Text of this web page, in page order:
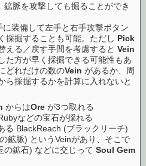
鉱脈を攻撃しても掘ることができ
に装備して左手と右手攻撃ボタン
採掘することも可能。ただし Pick
える／戻す手間を考慮するとVein
た方が早く採掘できる可能性もあ
どれだけの数のVein があるか、周
ら採掘するかを計算に入れないと
からはOre が3つ取れる
などの宝石が採れる
る BlackReach (ブラックリーチ)
鉱脈) というVeinがあり、そこで
の鉱石) などに交じってSoul Gem